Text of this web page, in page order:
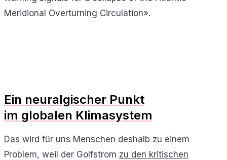
Meridional Overturning Circulation».
Ein neuralgischer Punkt
im globalen Klimasystem
Das wird für uns Menschen deshalb zu einem
Problem, weil der Golfstrom zu den kritischen